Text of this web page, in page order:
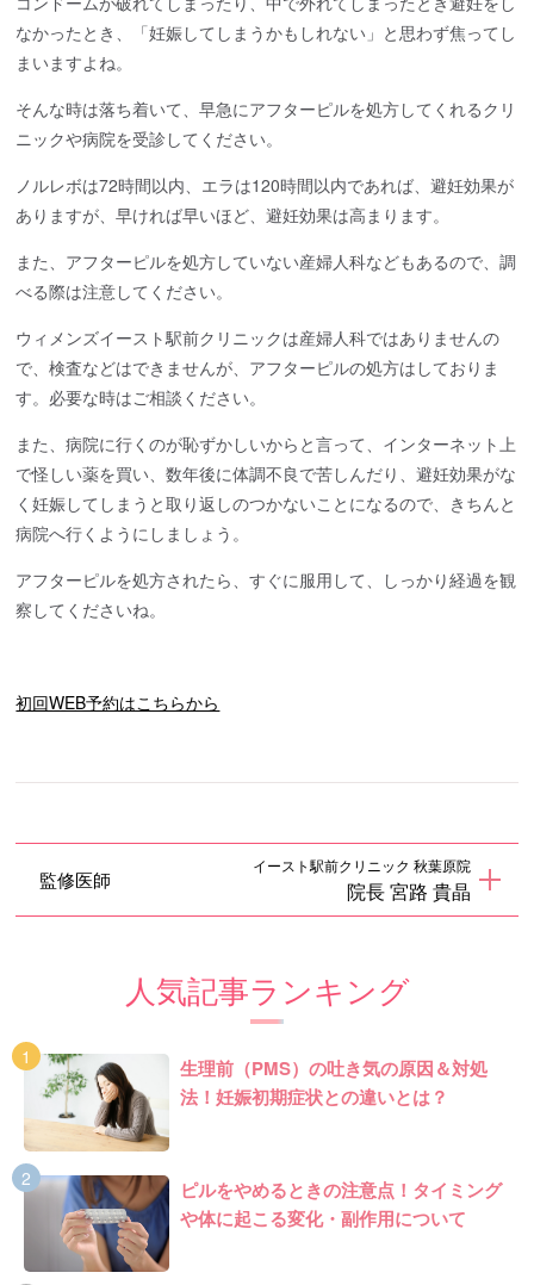
なかったとき、「妊娠してしまうかもしれない」と思わず焦ってし
まいますよね。
そんな時は落ち着いて、早急にアフターピルを処方してくれるクリ
ニックや病院を受診してください。
ノルレボは72時間以内、エラは120時間以内であれば、避妊効果が
ありますが、早ければ早いほど、避妊効果は高まります。
また、アフターピルを処方していない産婦人科などもあるので、調
べる際は注意してください。
ウィメンズイースト駅前クリニックは産婦人科ではありませんの
で、検査などはできませんが、アフターピルの処方はしておりま
す。必要な時はご相談ください。
また、病院に行くのが恥ずかしいからと言って、インターネット上
で怪しい薬を買い、数年後に体調不良で苦しんだり、避妊効果がな
く妊娠してしまうと取り返しのつかないことになるので、きちんと
病院へ行くようにしましょう。
アフターピルを処方されたら、すぐに服用して、しっかり経過を観
察してくださいね。
初回WEB予約はこちらから
監修医師
イースト駅前クリニック 秋葉原院
院長 宮路 貴晶
人気記事ランキング
生理前（PMS）の吐き気の原因＆対処
法！妊娠初期症状との違いとは？
ピルをやめるときの注意点！タイミング
や体に起こる変化・副作用について